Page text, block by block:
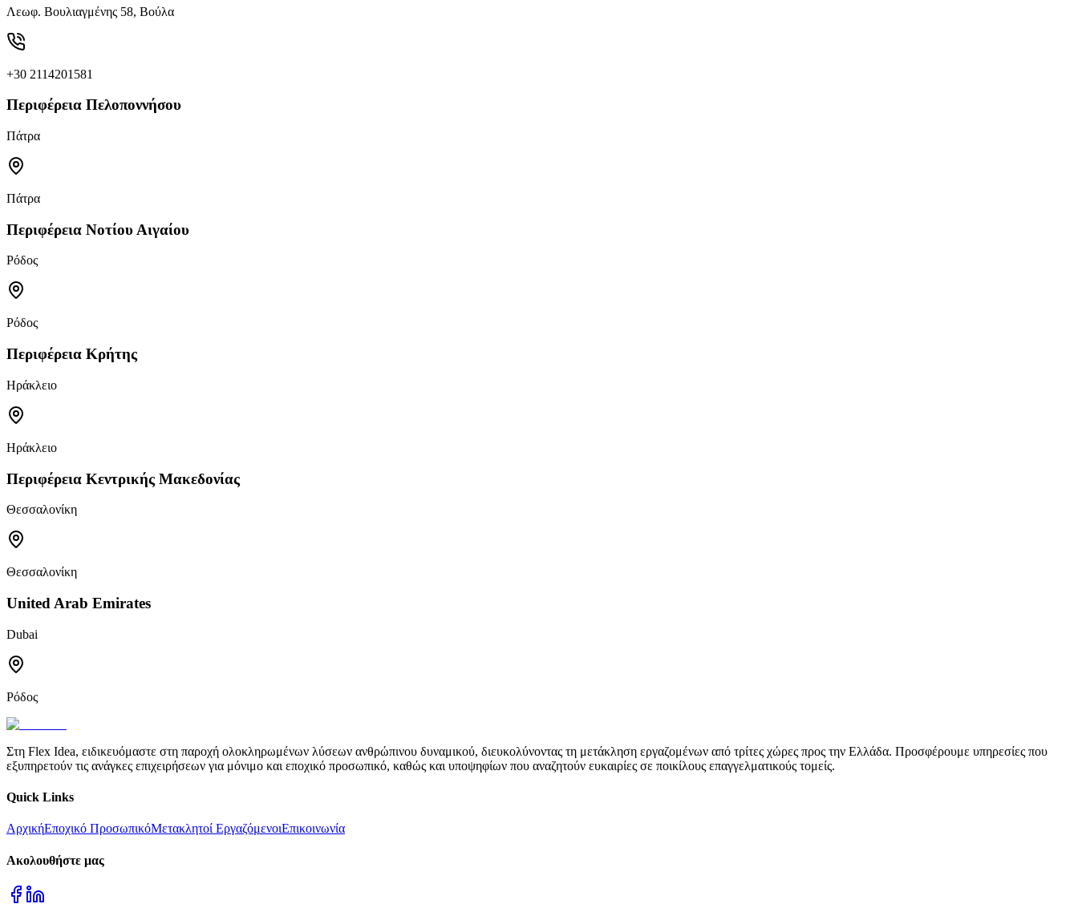
Λεωφ. Βουλιαγμένης 58, Βούλα
+30 2114201581
Περιφέρεια Πελοποννήσου
Πάτρα
Πάτρα
Περιφέρεια Νοτίου Αιγαίου
Ρόδος
Ρόδος
Περιφέρεια Κρήτης
Ηράκλειο
Ηράκλειο
Περιφέρεια Κεντρικής Μακεδονίας
Θεσσαλονίκη
Θεσσαλονίκη
United Arab Emirates
Dubai
Ρόδος
Στη Flex Idea, ειδικευόμαστε στη παροχή ολοκληρωμένων λύσεων ανθρώπινου δυναμικού, διευκολύνοντας τη μετάκληση εργαζομένων από τρίτες χώρες προς την Ελλάδα. Προσφέρουμε υπηρεσίες που
εξυπηρετούν τις ανάγκες επιχειρήσεων για μόνιμο και εποχικό προσωπικό, καθώς και υποψηφίων που αναζητούν ευκαιρίες σε ποικίλους επαγγελματικούς τομείς.
Quick Links
ΑρχικήΕποχικό ΠροσωπικόΜετακλητοί ΕργαζόμενοιΕπικοινωνία
Ακολουθήστε μας